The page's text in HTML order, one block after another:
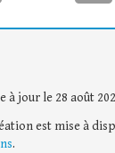
jour le 28 août
est mise à
.